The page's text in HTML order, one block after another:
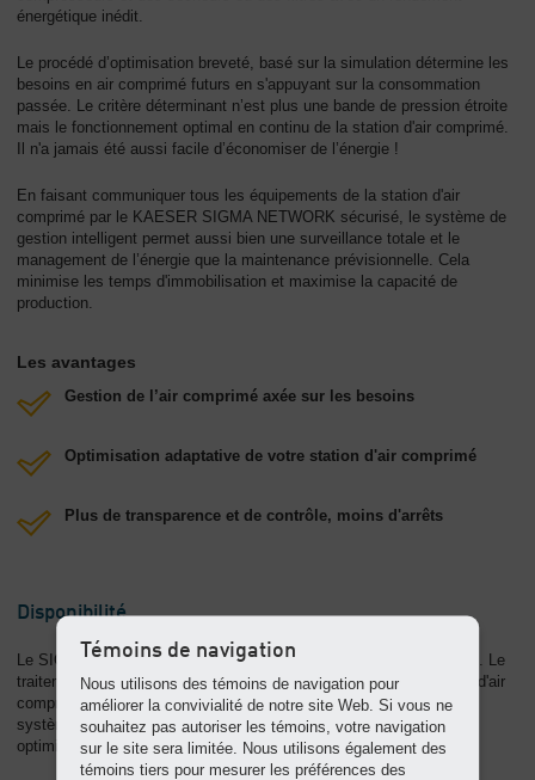
énergétique inédit.
Le procédé d’optimisation breveté, basé sur la simulation détermine les
besoins en air comprimé futurs en s'appuyant sur la consommation
passée. Le critère déterminant n’est plus une bande de pression étroite
mais le fonctionnement optimal en continu de la station d'air comprimé.
Il n'a jamais été aussi facile d’économiser de l’énergie !
En faisant communiquer tous les équipements de la station d'air
comprimé par le KAESER SIGMA NETWORK sécurisé, le système de
gestion intelligent permet aussi bien une surveillance totale et le
management de l’énergie que la maintenance prévisionnelle. Cela
minimise les temps d'immobilisation et maximise la capacité de
production.
Les avantages
Gestion de l’air comprimé axée sur les besoins
Optimisation adaptative de votre station d'air comprimé
Plus de transparence et de contrôle, moins d'arrêts
Disponibilité
Le SIGMA AIR MANAGER 4.0 simplifie l’organisation de l’entretien. Le
traitement centralisé des données de fonctionnement de la station d'air
comprimé assure une maîtrise permanente de l’état d'entretien du
système. Les intervalles d'entretien peuvent donc être anticipés et
optimisés.
Témoins de navigation
Nous utilisons des témoins de navigation pour
améliorer la convivialité de notre site Web. Si vous ne
souhaitez pas autoriser les témoins, votre navigation
sur le site sera limitée. Nous utilisons également des
témoins tiers pour mesurer les préférences des